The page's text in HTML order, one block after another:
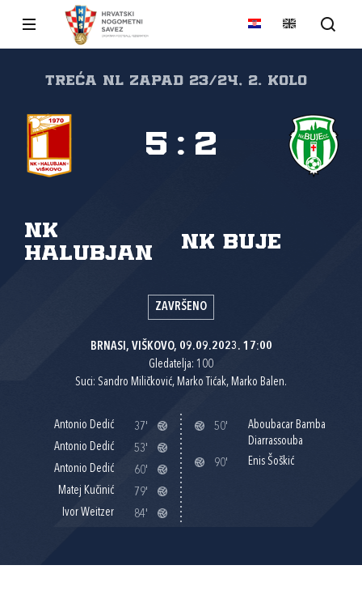
Treća NL Zapad 23/24, 2. kolo
NK
Halubjan
NK Buje
5 : 2
ZAVRŠENO
BRNASI, VIŠKOVO, 09.09.2023. 17:00
Gledatelja: 100
Suci: Sandro Miličković, Marko Tićak, Marko Balen.
Antonio Dedić
37'
Antonio Dedić
53'
Antonio Dedić
60'
Matej Kučinić
79'
Ivor Weitzer
84'
50'
Aboubacar Bamba
Diarrassouba
90'
Enis Šoškić